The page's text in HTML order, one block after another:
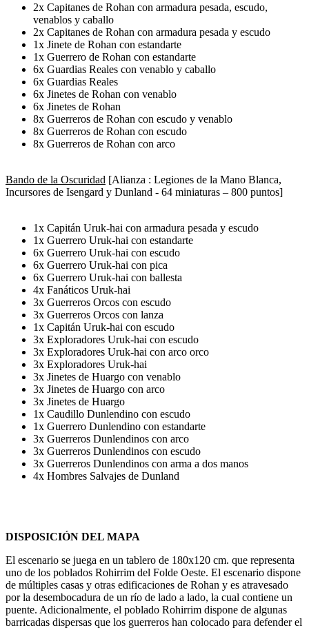
2x Capitanes de Rohan con armadura pesada, escudo,
venablos y caballo
2x Capitanes de Rohan con armadura pesada y escudo
1x Jinete de Rohan con estandarte
1x Guerrero de Rohan con estandarte
6x Guardias Reales con venablo y caballo
6x Guardias Reales
6x Jinetes de Rohan con venablo
6x Jinetes de Rohan
8x Guerreros de Rohan con escudo y venablo
8x Guerreros de Rohan con escudo
8x Guerreros de Rohan con arco
Bando de la Oscuridad [Alianza : Legiones de la Mano Blanca,
Incursores de Isengard y Dunland - 64 miniaturas – 800 puntos]
1x Capitán Uruk-hai con armadura pesada y escudo
1x Guerrero Uruk-hai con estandarte
6x Guerrero Uruk-hai con escudo
6x Guerrero Uruk-hai con pica
6x Guerrero Uruk-hai con ballesta
4x Fanáticos Uruk-hai
3x Guerreros Orcos con escudo
3x Guerreros Orcos con lanza
1x Capitán Uruk-hai con escudo
3x Exploradores Uruk-hai con escudo
3x Exploradores Uruk-hai con arco orco
3x Exploradores Uruk-hai
3x Jinetes de Huargo con venablo
3x Jinetes de Huargo con arco
3x Jinetes de Huargo
1x Caudillo Dunlendino con escudo
1x Guerrero Dunlendino con estandarte
3x Guerreros Dunlendinos con arco
3x Guerreros Dunlendinos con escudo
3x Guerreros Dunlendinos con arma a dos manos
4x Hombres Salvajes de Dunland
DISPOSICIÓN DEL MAPA
El escenario se juega en un tablero de 180x120 cm. que representa
uno de los poblados Rohirrim del Folde Oeste. El escenario dispone
de múltiples casas y otras edificaciones de Rohan y es atravesado
por la desembocadura de un río de lado a lado, la cual contiene un
puente. Adicionalmente, el poblado Rohirrim dispone de algunas
barricadas dispersas que los guerreros han colocado para defender el